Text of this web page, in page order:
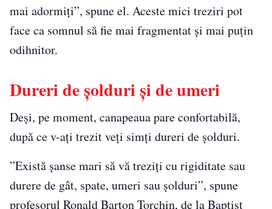
mai adormiți”, spune el. Aceste mici treziri pot
face ca somnul să fie mai fragmentat și mai puțin
odihnitor.
Dureri de șolduri și de umeri
Deși, pe moment, canapeaua pare confortabilă,
după ce v-ați trezit veți simți dureri de șolduri.
”Există șanse mari să vă treziți cu rigiditate sau
durere de gât, spate, umeri sau șolduri”, spune
profesorul Ronald Barton Torchin, de la Baptist